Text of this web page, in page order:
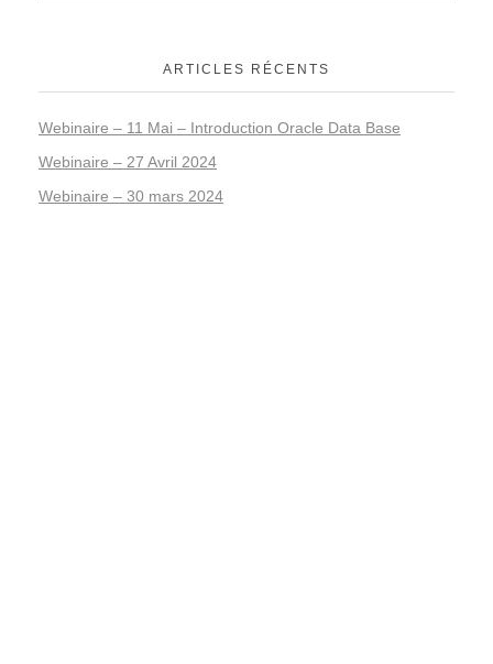
ARTICLES RÉCENTS
Webinaire – 11 Mai – Introduction Oracle Data Base
Webinaire – 27 Avril 2024
Webinaire – 30 mars 2024